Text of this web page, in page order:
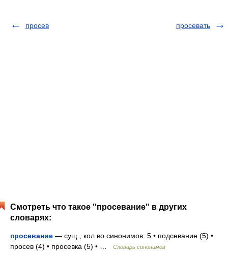
просев просевать
Смотреть что такое "просевание" в других
словарях:
просевание — сущ., кол во синонимов: 5 • подсевание (5) •
просев (4) • просевка (5) • …
Словарь синонимов